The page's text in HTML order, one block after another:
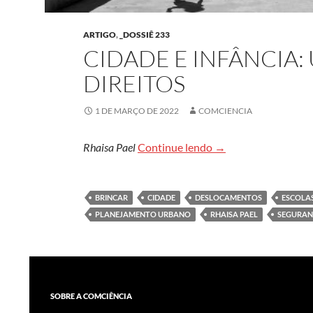
ARTIGO, _DOSSIÊ 233
CIDADE E INFÂNCIA:
DIREITOS
1 DE MARÇO DE 2022 COMCIENCIA
Rhaisa PaelContinue lendo Cidade e infância:
→
BRINCAR CIDADE DESLOCAMENTOS
PLANEJAMENTO URBANO
RHAISA PAEL
SOBRE A COMCIÊNCIA